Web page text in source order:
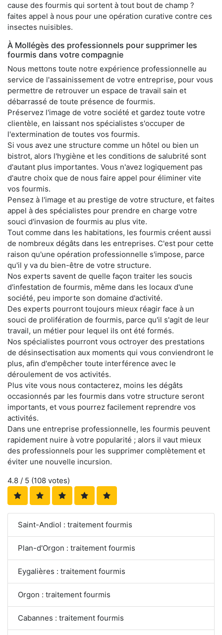
cause des fourmis qui sortent à tout bout de champ ?
faites appel à nous pour une opération curative contre ces
insectes nuisibles.
À Mollégès des professionnels pour supprimer les
fourmis dans votre compagnie
Nous mettons toute notre expérience professionnelle au
service de l'assainissement de votre entreprise, pour vous
permettre de retrouver un espace de travail sain et
débarrassé de toute présence de fourmis.
Préservez l'image de votre société et gardez toute votre
clientèle, en laissant nos spécialistes s'occuper de
l'extermination de toutes vos fourmis.
Si vous avez une structure comme un hôtel ou bien un
bistrot, alors l'hygiène et les conditions de salubrité sont
d'autant plus importantes. Vous n'avez logiquement pas
d'autre choix que de nous faire appel pour éliminer vite
vos fourmis.
Pensez à l'image et au prestige de votre structure, et faites
appel à des spécialistes pour prendre en charge votre
souci d'invasion de fourmis au plus vite.
Tout comme dans les habitations, les fourmis créent aussi
de nombreux dégâts dans les entreprises. C'est pour cette
raison qu'une opération professionnelle s'impose, parce
qu'il y va du bien-être de votre structure.
Nos experts savent de quelle façon traiter les soucis
d'infestation de fourmis, même dans les locaux d'une
société, peu importe son domaine d'activité.
Des experts pourront toujours mieux réagir face à un
souci de prolifération de fourmis, parce qu'il s'agit de leur
travail, un métier pour lequel ils ont été formés.
Nos spécialistes pourront vous octroyer des prestations
de désinsectisation aux moments qui vous conviendront le
plus, afin d'empêcher toute interférence avec le
déroulement de vos activités.
Plus vite vous nous contacterez, moins les dégâts
occasionnés par les fourmis dans votre structure seront
importants, et vous pourrez facilement reprendre vos
activités.
Dans une entreprise professionnelle, les fourmis peuvent
rapidement nuire à votre popularité ; alors il vaut mieux
des professionnels pour les supprimer complètement et
éviter une nouvelle incursion.
4.8 / 5 (108 votes)
Saint-Andiol : traitement fourmis
Plan-d'Orgon : traitement fourmis
Eygalières : traitement fourmis
Orgon : traitement fourmis
Cabannes : traitement fourmis